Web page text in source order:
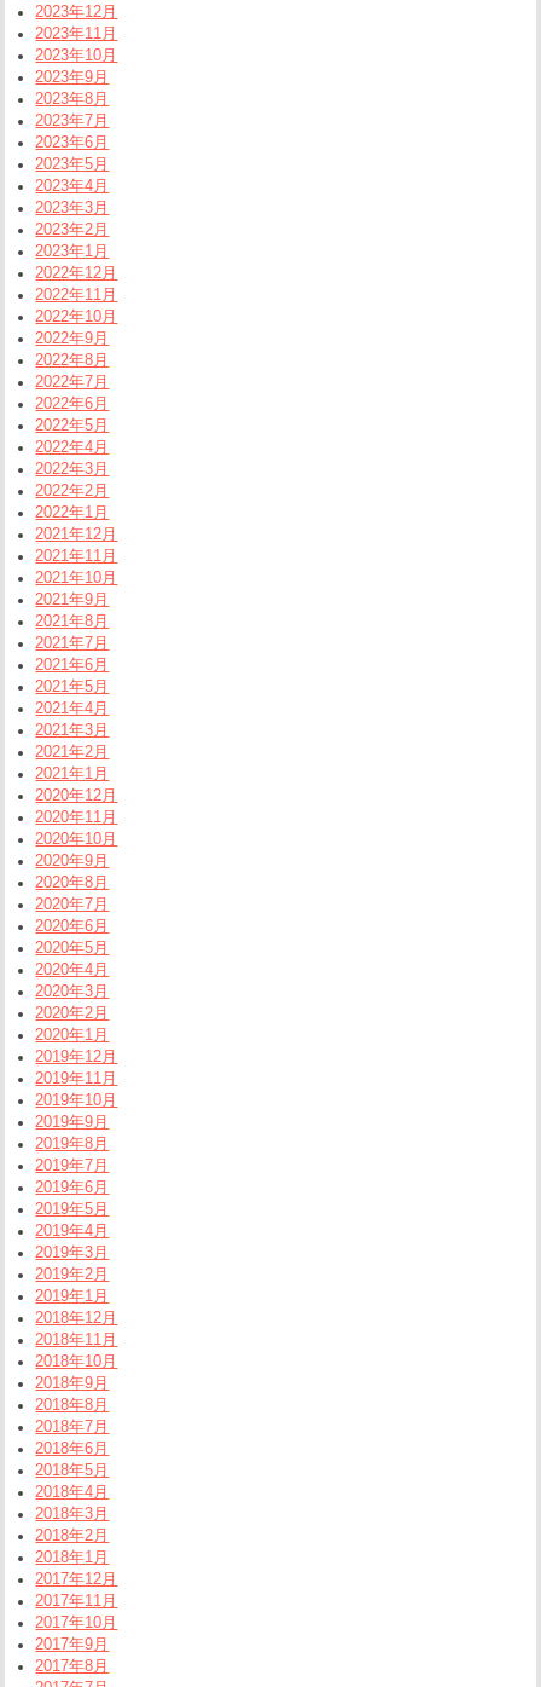
2023年12月
2023年11月
2023年10月
2023年9月
2023年8月
2023年7月
2023年6月
2023年5月
2023年4月
2023年3月
2023年2月
2023年1月
2022年12月
2022年11月
2022年10月
2022年9月
2022年8月
2022年7月
2022年6月
2022年5月
2022年4月
2022年3月
2022年2月
2022年1月
2021年12月
2021年11月
2021年10月
2021年9月
2021年8月
2021年7月
2021年6月
2021年5月
2021年4月
2021年3月
2021年2月
2021年1月
2020年12月
2020年11月
2020年10月
2020年9月
2020年8月
2020年7月
2020年6月
2020年5月
2020年4月
2020年3月
2020年2月
2020年1月
2019年12月
2019年11月
2019年10月
2019年9月
2019年8月
2019年7月
2019年6月
2019年5月
2019年4月
2019年3月
2019年2月
2019年1月
2018年12月
2018年11月
2018年10月
2018年9月
2018年8月
2018年7月
2018年6月
2018年5月
2018年4月
2018年3月
2018年2月
2018年1月
2017年12月
2017年11月
2017年10月
2017年9月
2017年8月